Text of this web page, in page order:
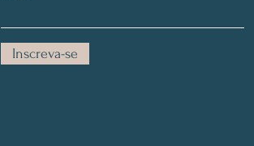
Inscreva-se